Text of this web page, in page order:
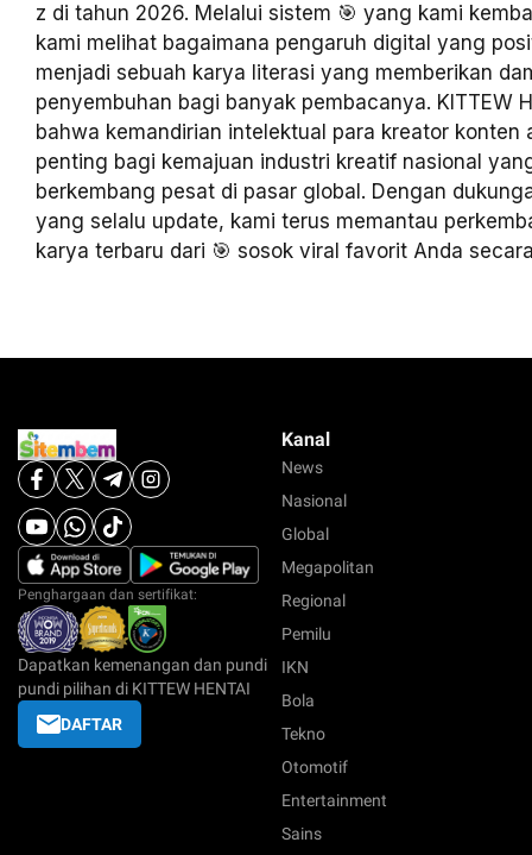
z di tahun 2026. Melalui sistem 🎯 yang kami
kami melihat bagaimana pengaruh digital yang
menjadi sebuah karya literasi yang memberikan
penyembuhan bagi banyak pembacanya. KITTEW
bahwa kemandirian intelektual para kreator konten
penting bagi kemajuan industri kreatif nasional
berkembang pesat di pasar global. Dengan
yang selalu update, kami terus memantau
karya terbaru dari 🎯 sosok viral favorit Anda
Penghargaan dan sertifikat:
Dapatkan kemenangan dan pundi
pundi pilihan di KITTEW HENTAI
DAFTAR
Kanal
News
Nasional
Global
Megapolitan
Regional
Pemilu
IKN
Bola
Tekno
Otomotif
Entertainment
Sains